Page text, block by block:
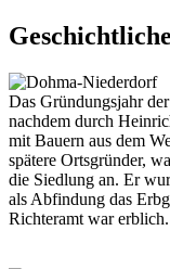
Das Gründungsjahr
nachdem durch
mit Bauern aus dem
spätere Ortsgründer,
die Siedlung an. Er
als Abfindung das
Richteramt war erblich.